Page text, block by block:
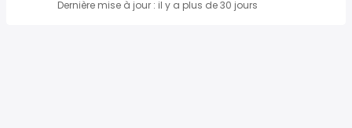
Dernière mise à jour : il y a plus de 30 jours